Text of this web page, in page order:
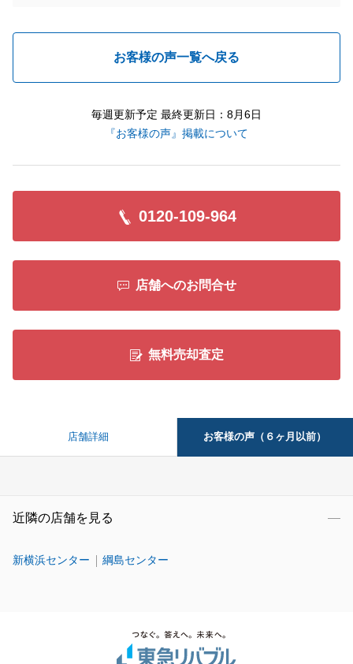
お客様の声一覧へ戻る
毎週更新予定 最終更新日：8月6日
『お客様の声』掲載について
0120-109-964
店舗へのお問合せ
無料売却査定
店舗詳細 お客様の声（６ヶ月以前）
近隣の店舗を見る
新横浜センター 綱島センター